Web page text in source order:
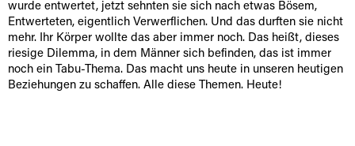
wurde entwertet, jetzt sehnten sie sich nach etwas Bösem,
Entwerteten, eigentlich Verwerflichen. Und das durften sie nicht
mehr. Ihr Körper wollte das aber immer noch. Das heißt, dieses
riesige Dilemma, in dem Männer sich befinden, das ist immer
noch ein Tabu-Thema. Das macht uns heute in unseren heutigen
Beziehungen zu schaffen. Alle diese Themen. Heute!